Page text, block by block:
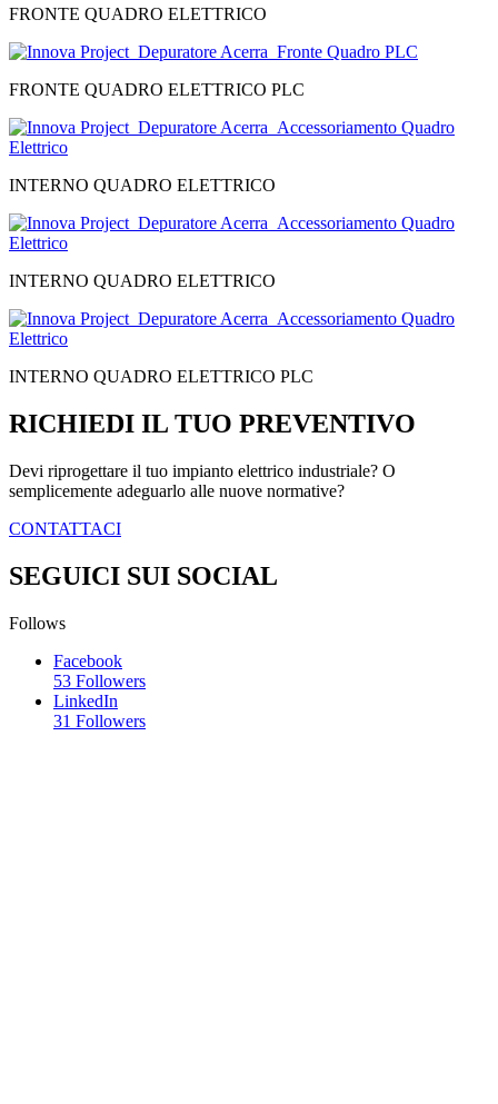
FRONTE QUADRO ELETTRICO
FRONTE QUADRO ELETTRICO PLC
INTERNO QUADRO ELETTRICO
INTERNO QUADRO ELETTRICO
INTERNO QUADRO ELETTRICO PLC
RICHIEDI IL TUO PREVENTIVO
Devi riprogettare il tuo impianto elettrico industriale? O
semplicemente adeguarlo alle nuove normative?
CONTATTACI
SEGUICI SUI SOCIAL
Follows
Facebook
53 Followers
LinkedIn
31 Followers